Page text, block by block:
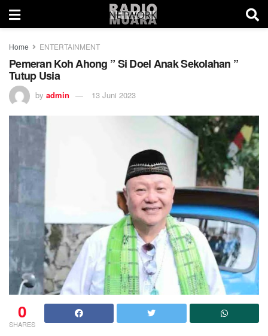
Home ENTERTAINMENT
Pemeran Koh Ahong ” Si Doel Anak Sekolahan ”
Tutup Usia
by admin 13 Juni 2023
0
SHARES